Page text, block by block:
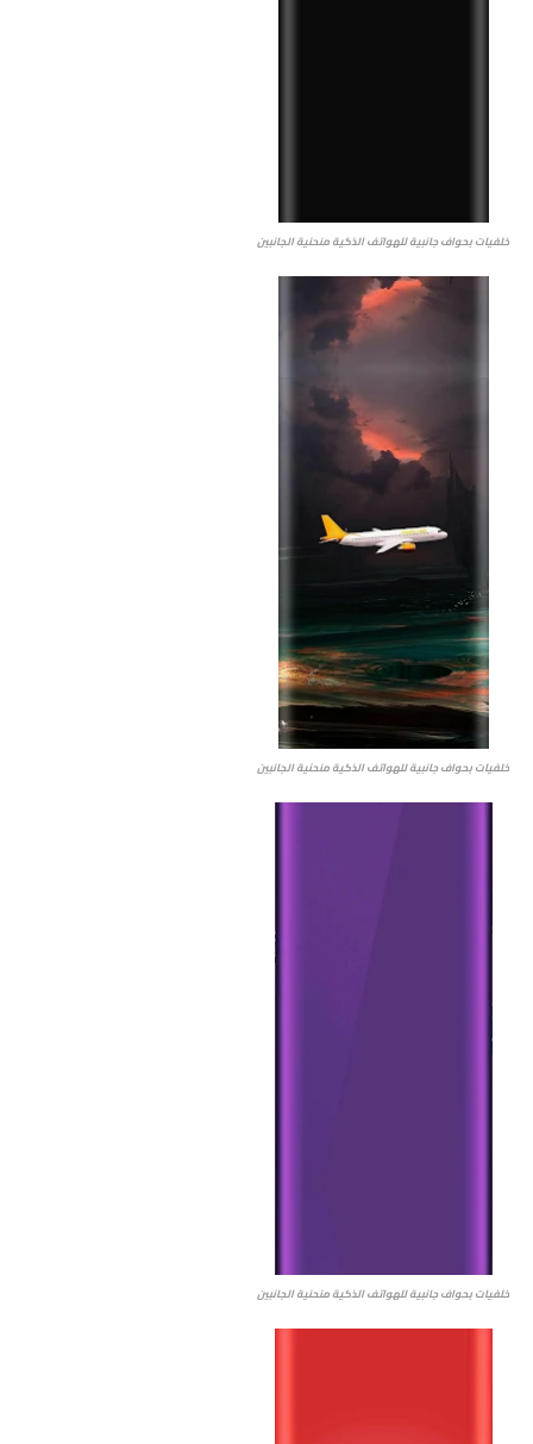
خلفيات بحواف جانبية للهواتف الذكية منحنية الجانبين
خلفيات بحواف جانبية للهواتف الذكية منحنية الجانبين
خلفيات بحواف جانبية للهواتف الذكية منحنية الجانبين